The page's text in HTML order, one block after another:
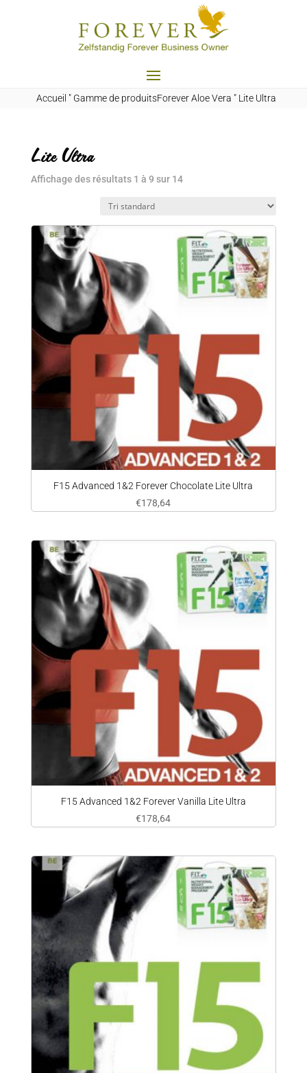
Accueil " Gamme de produitsForever Aloe Vera " Lite Ultra
Lite Ultra
Affichage des résultats 1 à 9 sur 14
F15 Advanced 1&2 Forever Chocolate Lite Ultra
€178,64
F15 Advanced 1&2 Forever Vanilla Lite Ultra
€178,64